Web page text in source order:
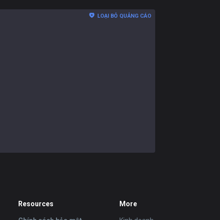
LOẠI BỎ QUẢNG CÁO
Resources More